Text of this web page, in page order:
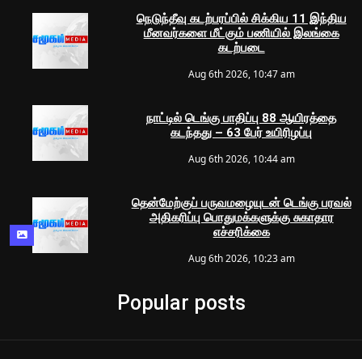
நெடுந்தீவு கடற்பரப்பில் சிக்கிய 11 இந்திய
மீனவர்களை மீட்கும் பணியில் இலங்கை
கடற்படை
Aug 6th 2026, 10:47 am
நாட்டில் டெங்கு பாதிப்பு 88 ஆயிரத்தை
கடந்தது – 63 பேர் உயிரிழப்பு
Aug 6th 2026, 10:44 am
தென்மேற்குப் பருவமழையுடன் டெங்கு பரவல்
அதிகரிப்பு பொதுமக்களுக்கு சுகாதார
எச்சரிக்கை
Aug 6th 2026, 10:23 am
Popular posts